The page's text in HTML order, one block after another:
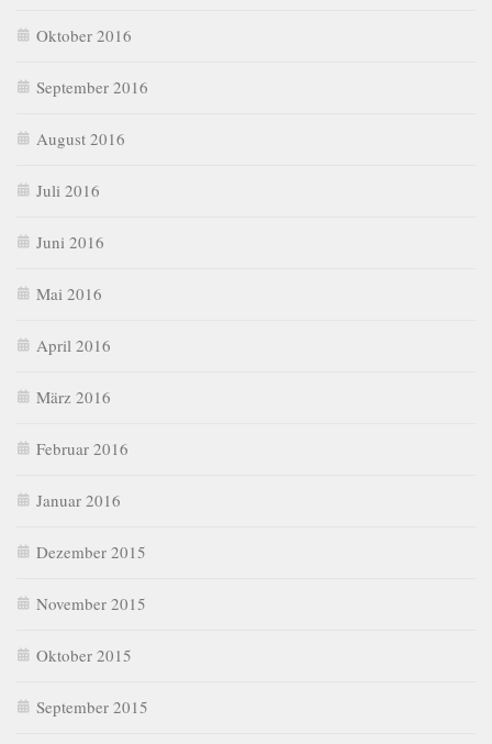
Oktober 2016
September 2016
August 2016
Juli 2016
Juni 2016
Mai 2016
April 2016
März 2016
Februar 2016
Januar 2016
Dezember 2015
November 2015
Oktober 2015
September 2015